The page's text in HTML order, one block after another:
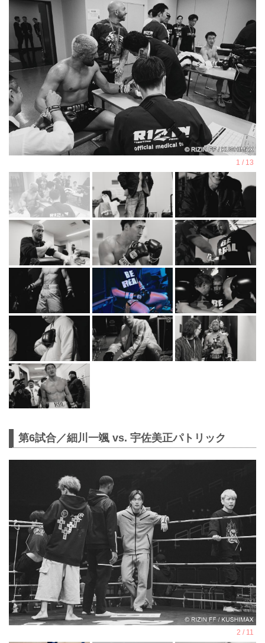
第6試合／細川一颯 vs. 宇佐美正パトリック